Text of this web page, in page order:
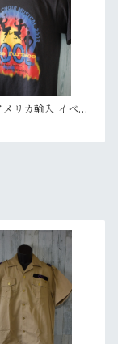
メリカ輸入 イベン
ャツ UALCキャロ
ャツ メンズ S ブ